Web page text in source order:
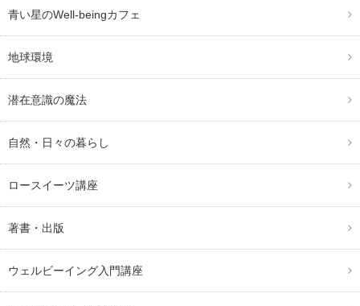
青い星のWell-beingカフェ
地球環境
潜在意識の魔法
自然・日々の暮らし
ロースイーツ講座
著書・出版
ウェルビーイング入門講座